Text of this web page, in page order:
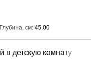
Глубина, см 45.00